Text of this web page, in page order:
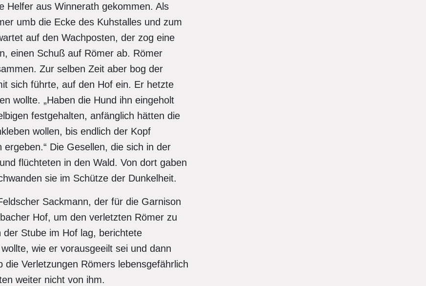
Helfer aus Winnerath gekommen. Als
umb die Ecke des Kuhstalles und zum
auf den Wachposten, der zog eine
einen Schuß auf Römer ab. Römer
Zur selben Zeit aber bog der
sich führte, auf den Hof ein. Er hetzte
wollte. „Haben die Hund ihn eingeholt
festgehalten, anfänglich hätten die
wollen, bis endlich der Kopf
Die Gesellen, die sich in der
flüchteten in den Wald. Von dort gaben
sie im Schütze der Dunkelheit.
Sackmann, der für die Garnison
Hof, um den verletzten Römer zu
Stube im Hof lag, berichtete
wie er vorausgeeilt sei und dann
Verletzungen Römers lebensgefährlich
weiter nicht von ihm.